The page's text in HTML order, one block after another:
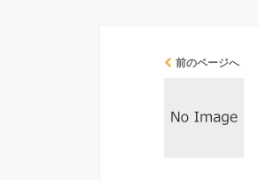
前のページへ